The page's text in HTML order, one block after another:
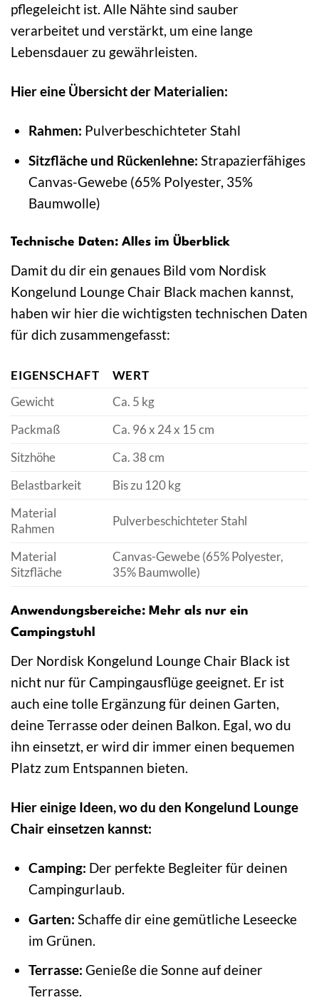
pflegeleicht ist. Alle Nähte sind sauber
verarbeitet und verstärkt, um eine lange
Lebensdauer zu gewährleisten.
Hier eine Übersicht der Materialien:
Rahmen: Pulverbeschichteter Stahl
Sitzfläche und Rückenlehne: Strapazierfähiges
Canvas-Gewebe (65% Polyester, 35%
Baumwolle)
Technische Daten: Alles im Überblick
Damit du dir ein genaues Bild vom Nordisk
Kongelund Lounge Chair Black machen kannst,
haben wir hier die wichtigsten technischen Daten
für dich zusammengefasst:
EIGENSCHAFT
WERT
Gewicht
Ca. 5 kg
Packmaß
Ca. 96 x 24 x 15 cm
Sitzhöhe
Ca. 38 cm
Belastbarkeit
Bis zu 120 kg
Material
Rahmen
Pulverbeschichteter Stahl
Material
Sitzfläche
Canvas-Gewebe (65% Polyester,
35% Baumwolle)
Anwendungsbereiche: Mehr als nur ein
Campingstuhl
Der Nordisk Kongelund Lounge Chair Black ist
nicht nur für Campingausflüge geeignet. Er ist
auch eine tolle Ergänzung für deinen Garten,
deine Terrasse oder deinen Balkon. Egal, wo du
ihn einsetzt, er wird dir immer einen bequemen
Platz zum Entspannen bieten.
Hier einige Ideen, wo du den Kongelund Lounge
Chair einsetzen kannst:
Camping: Der perfekte Begleiter für deinen
Campingurlaub.
Garten: Schaffe dir eine gemütliche Leseecke
im Grünen.
Terrasse: Genieße die Sonne auf deiner
Terrasse.